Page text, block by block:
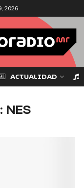
2026
ACTUALIDAD
NES